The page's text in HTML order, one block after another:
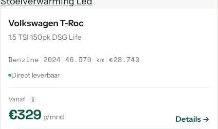
Volkswagen T-Roc
1.5 TSI 150pk DSG Life
Benzine | 2024 |46.579 km |€28.740
Direct leverbaar
Vanaf i
€329 p/mnd Details →